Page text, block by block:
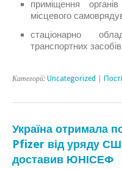
приміщення
місцевого
стаціонарно
транспортних
Категорії: Uncategorized
Україна отримала
Pfizer від уряду
доставив ЮНІСЕФ